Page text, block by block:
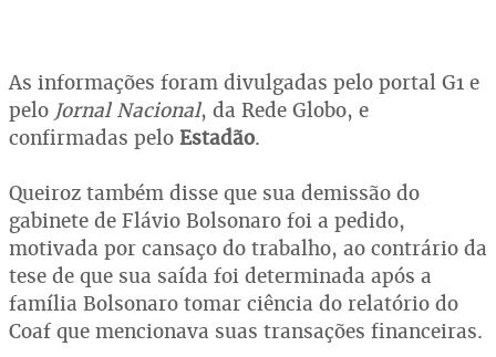
As informações foram divulgadas pelo portal G1 e
pelo Jornal Nacional, da Rede Globo, e
confirmadas pelo Estadão.
Queiroz também disse que sua demissão do
gabinete de Flávio Bolsonaro foi a pedido,
motivada por cansaço do trabalho, ao contrário da
tese de que sua saída foi determinada após a
família Bolsonaro tomar ciência do relatório do
Coaf que mencionava suas transações financeiras.